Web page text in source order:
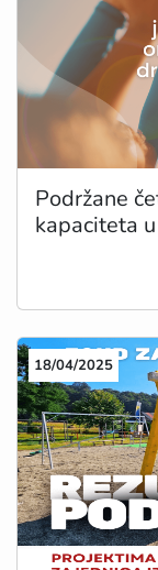
Podržane
kapaciteta
18/04/2025